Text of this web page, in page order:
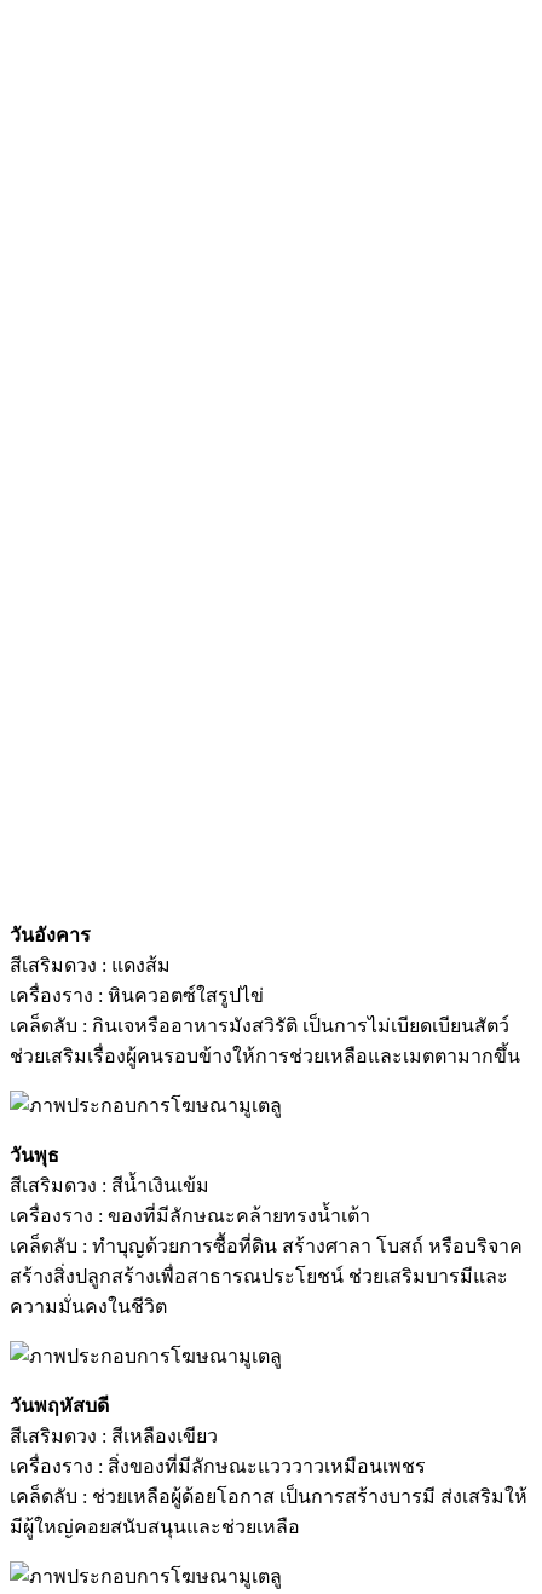
วันอังคาร
สีเสริมดวง : แดงส้ม
เครื่องราง : หินควอตซ์ใสรูปไข่
เคล็ดลับ : กินเจหรืออาหารมังสวิรัติ เป็นการไม่เบียดเบียนสัตว์
ช่วยเสริมเรื่องผู้คนรอบข้างให้การช่วยเหลือและเมตตามากขึ้น
วันพุธ
สีเสริมดวง : สีน้ำเงินเข้ม
เครื่องราง : ของที่มีลักษณะคล้ายทรงน้ำเต้า
เคล็ดลับ : ทำบุญด้วยการซื้อที่ดิน สร้างศาลา โบสถ์ หรือบริจาค
สร้างสิ่งปลูกสร้างเพื่อสาธารณประโยชน์ ช่วยเสริมบารมีและ
ความมั่นคงในชีวิต
วันพฤหัสบดี
สีเสริมดวง : สีเหลืองเขียว
เครื่องราง : สิ่งของที่มีลักษณะแวววาวเหมือนเพชร
เคล็ดลับ : ช่วยเหลือผู้ด้อยโอกาส เป็นการสร้างบารมี ส่งเสริมให้
มีผู้ใหญ่คอยสนับสนุนและช่วยเหลือ